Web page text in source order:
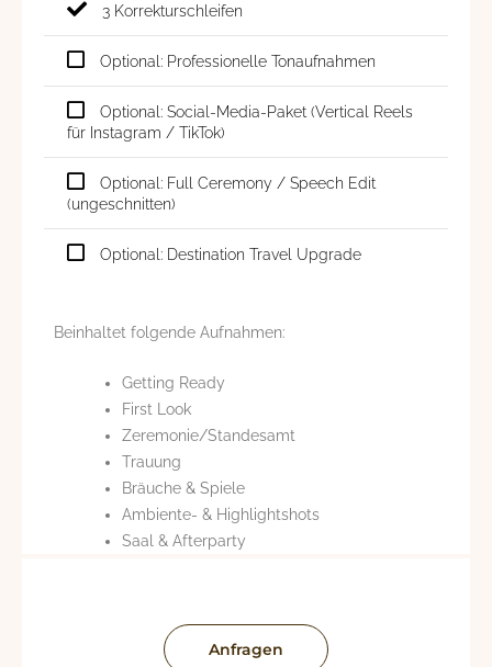
3 Korrekturschleifen
Optional: Professionelle Tonaufnahmen
Optional: Social-Media-Paket (Vertical Reels
für Instagram / TikTok)
Optional: Full Ceremony / Speech Edit
(ungeschnitten)
Optional: Destination Travel Upgrade
Beinhaltet folgende Aufnahmen:
Getting Ready
First Look
Zeremonie/Standesamt
Trauung
Bräuche & Spiele
Ambiente- & Highlightshots
Saal & Afterparty
Anfragen